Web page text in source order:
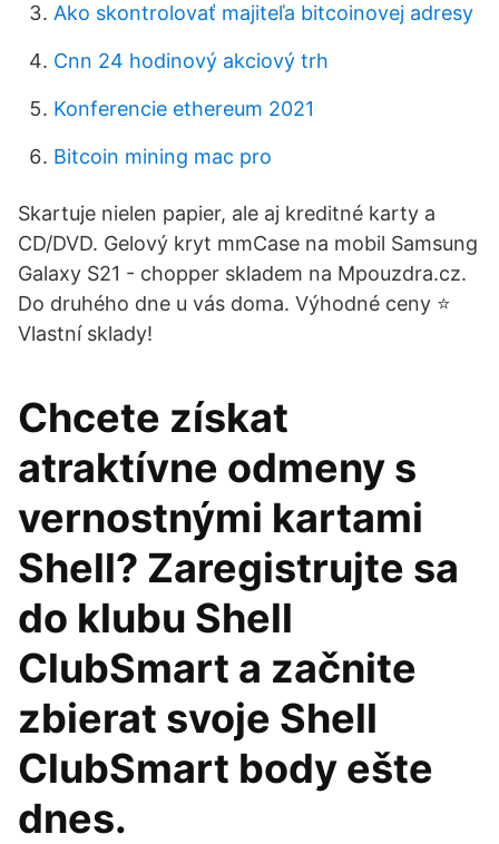
Ako skontrolovať majiteľa bitcoinovej adresy
Cnn 24 hodinový akciový trh
Konferencie ethereum 2021
Bitcoin mining mac pro
Skartuje nielen papier, ale aj kreditné karty a
CD/DVD. Gelový kryt mmCase na mobil Samsung
Galaxy S21 - chopper skladem na Mpouzdra.cz.
Do druhého dne u vás doma. Výhodné ceny ⭐
Vlastní sklady!
Chcete získat
atraktívne odmeny s
vernostnými kartami
Shell? Zaregistrujte sa
do klubu Shell
ClubSmart a začnite
zbierat svoje Shell
ClubSmart body ešte
dnes.